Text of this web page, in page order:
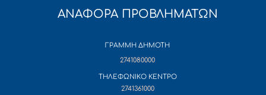
ΑΝΑΦΟΡΑ ΠΡΟΒΛΗΜΑΤΩΝ
ΓΡΑΜΜΗ ΔΗΜΟΤΗ
2741080000
ΤΗΛΕΦΩΝΙΚΟ ΚΕΝΤΡΟ
2741361000